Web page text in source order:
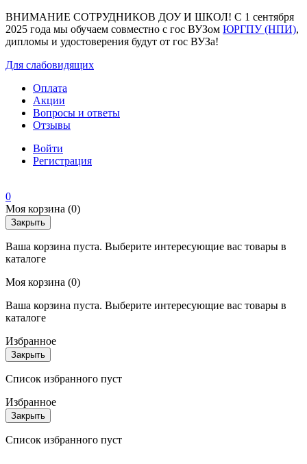
ВНИМАНИЕ СОТРУДНИКОВ ДОУ И ШКОЛ! С 1 сентября
2025 года мы обучаем совместно с гос ВУЗом ЮРГПУ (НПИ),
дипломы и удостоверения будут от гос ВУЗа!
Для слабовидящих
Оплата
Акции
Вопросы и ответы
Отзывы
Войти
Регистрация
0
Моя корзина (0)
Закрыть
Ваша корзина пуста. Выберите интересующие вас товары в
каталоге
Моя корзина (0)
Ваша корзина пуста. Выберите интересующие вас товары в
каталоге
Избранное
Закрыть
Список избранного пуст
Избранное
Закрыть
Список избранного пуст